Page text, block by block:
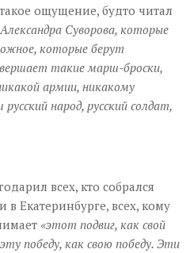
ощущение, будто читал
Суворова, которые
которые берут
такие марш-броски,
армии, никакому
народ, русский солдат,
всех, кто собрался
Екатеринбурге, всех, кому
«этот подвиг, как свой
победу, как свою победу. Эти